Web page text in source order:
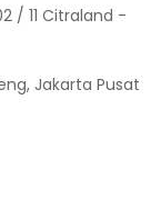
/ 11 Citraland -
Jakarta Pusat